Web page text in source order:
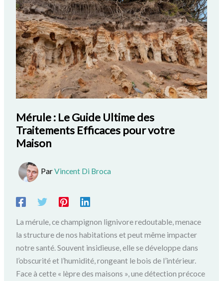
Mérule : Le Guide Ultime des
Traitements Efficaces pour votre
Maison
ParVincent Di Broca
La mérule, ce champignon lignivore redoutable, menace
la structure de nos habitations et peut même impacter
notre santé. Souvent insidieuse, elle se développe dans
l’obscurité et l’humidité, rongeant le bois de l’intérieur.
Face à cette « lèpre des maisons », une détection précoce